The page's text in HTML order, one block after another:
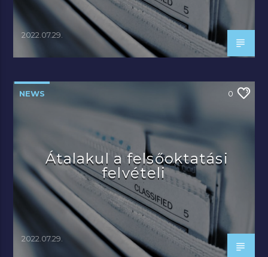
2022.07.29.
NEWS 0
Átalakul a felsőoktatási
felvételi
2022.07.29.